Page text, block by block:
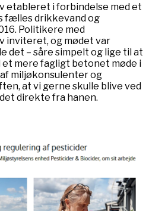
etableret i forbindelse med et
fælles drikkevand og
Politikere med
inviteret, og mødet var
det – såre simpelt og lige til at
et mere fagligt betonet møde i
miljøkonsulenter og
at vi gerne skulle blive ved
direkte fra hanen.